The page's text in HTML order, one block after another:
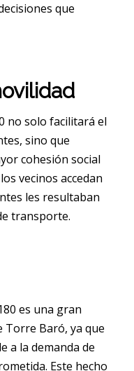
que
no solo facilitará el
sino que
cohesión social
vecinos accedan
les resultaban
transporte.
es una gran
Torre Baró, ya que
a la demanda de
Este hecho